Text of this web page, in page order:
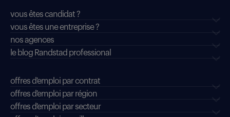
vous êtes candidat ?
vous êtes une entreprise ?
nos agences
le blog Randstad professional
offres d'emploi par contrat
offres d'emploi par région
offres d'emploi par secteur